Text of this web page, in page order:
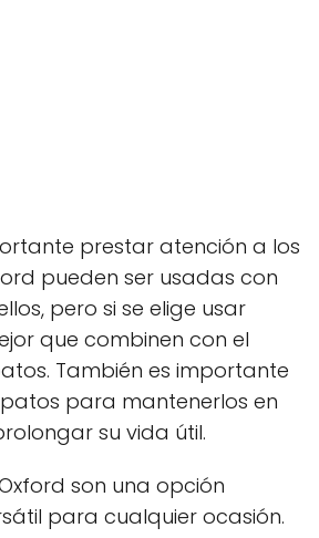
prestar atención a los
pueden ser usadas con
pero si se elige usar
que combinen con el
También es importante
para mantenerlos en
su vida útil.
son una opción
para cualquier ocasión.